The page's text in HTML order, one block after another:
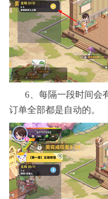
6、每隔一段时间会
订单全部都是自动的。